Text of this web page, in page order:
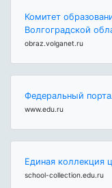
Комитет
Волгоградской
obraz.volganet.ru
Федеральный
www.edu.ru
Единая коллекция
school-collection.edu.ru